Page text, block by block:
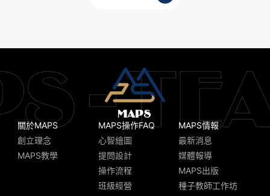
關於MAPS
創立理念
MAPS教學
MAPS操作FAQ
心智繪圖
提問設計
操作流程
班級經營
MAPS情報
最新消息
媒體報導
MAPS出版
種子教師工作坊